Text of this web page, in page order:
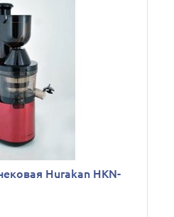
Hurakan HKN-